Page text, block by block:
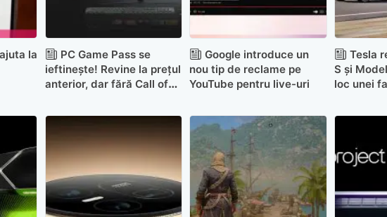
la
PC Game Pass se
ieftinește! Revine la prețul
anterior, dar fără Call of
Google introduce un
nou tip de reclame pe
YouTube pentru live-uri
Tesla
S și
loc unei